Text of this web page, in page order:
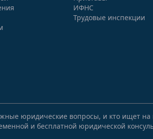
ИФНС
Трудовые инспекции
юридические вопросы, и кто ищет на
и бесплатной юридической